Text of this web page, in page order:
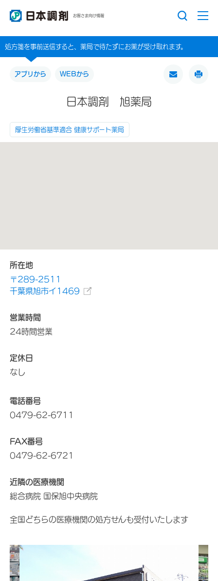
お客さま向け情報
処方箋を事前送信すると、薬局で待たずにお薬が受け取れます。
アプリから WEBから
日本調剤 旭薬局
厚生労働省基準適合 健康サポート薬局
所在地
〒289-2511
千葉県旭市イ1469
営業時間
24時間営業
定休日
なし
電話番号
0479-62-6711
FAX番号
0479-62-6721
近隣の医療機関
総合病院 国保旭中央病院
全国どちらの医療機関の処方せんも受付いたします